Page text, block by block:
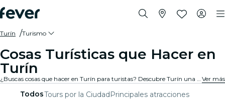
Turín Turismo
Cosas Turísticas que Hacer en
Turín
¿Buscas cosas que hacer en Turín para turistas? Descubre Turín una aventura a la vez con estas emocionantes experiencias diseñadas especialmente para turistas. ¡Descubre lo mejor que hay para hacer! Ver más
TodosTours por la CiudadPrincipales atracciones